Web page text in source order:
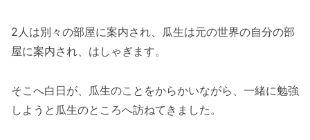
2人は別々の部屋に案内され、瓜生は元の世界の自分の部
屋に案内され、はしゃぎます。
そこへ白日が、瓜生のことをからかいながら、一緒に勉強
しようと瓜生のところへ訪ねてきました。